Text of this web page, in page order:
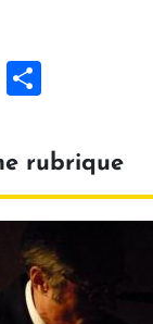
Pinterest
rubrique